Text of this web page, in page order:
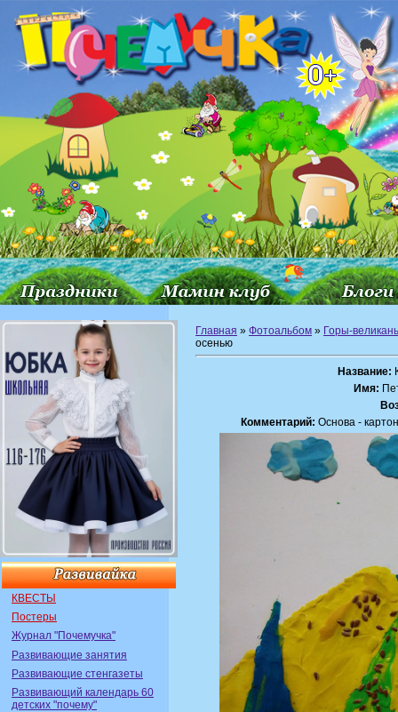
КВЕСТЫ
Постеры
Журнал "Почемучка"
Развивающие занятия
Развивающие стенгазеты
Развивающий календарь 60
детских "почему"
Главная » Фотоальбом » Горы-
осенью
Название:
Имя:
Комментарий: Основа -